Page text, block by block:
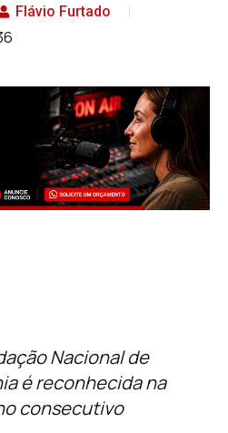
Flávio Furtado
Nacional de
é reconhecida na
consecutivo